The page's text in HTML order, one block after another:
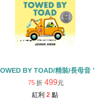
BY TOAD/精裝/長母音＂
75 折 499元
紅利 2 點